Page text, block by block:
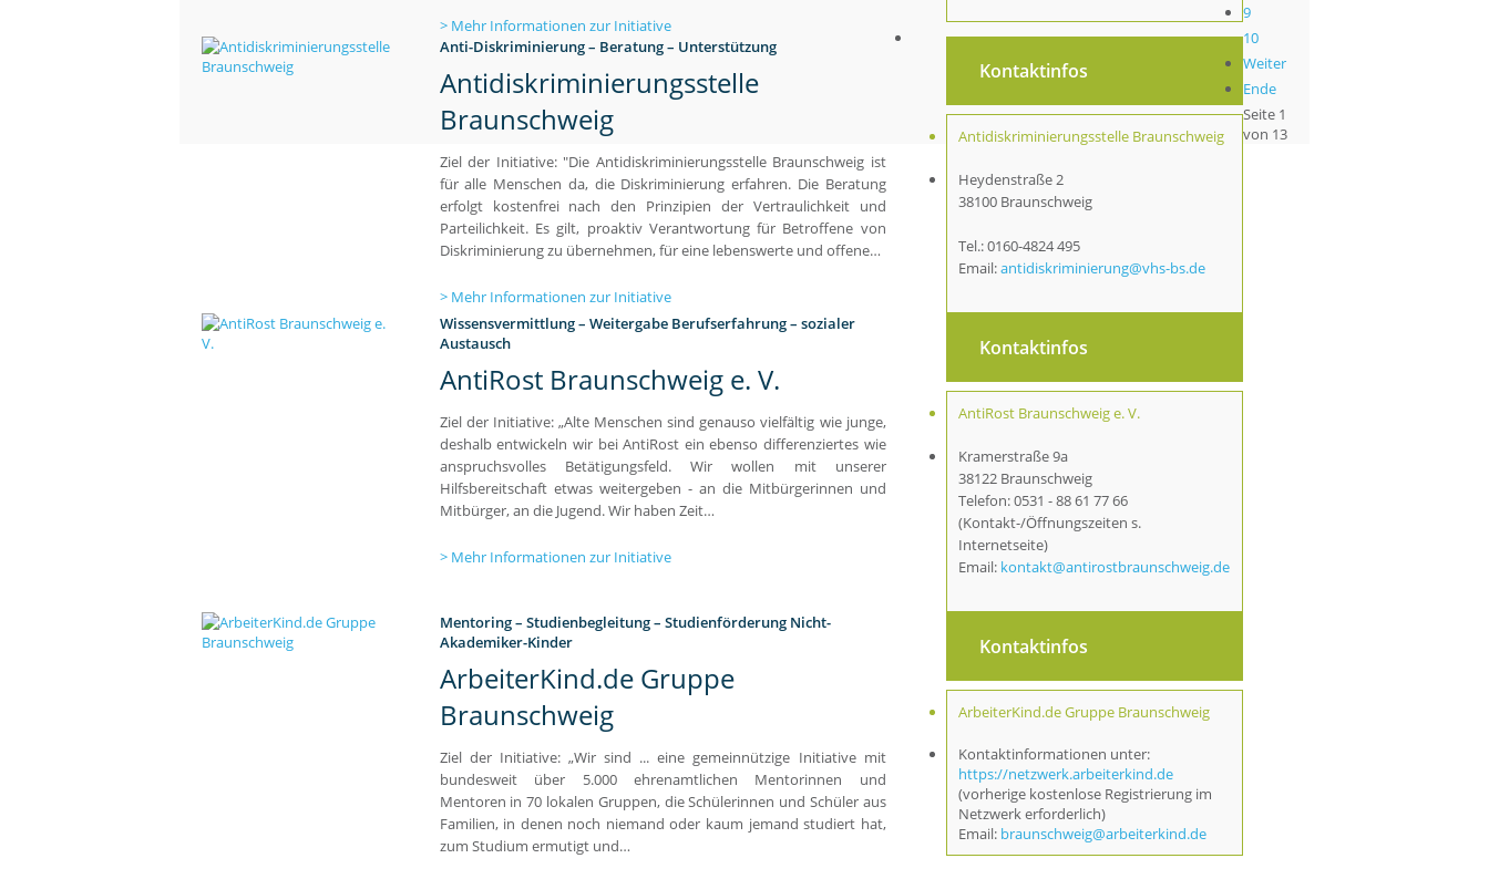
Mehr Informationen zur Initiative
Anti-Diskriminierung – Beratung – Unterstützung
Antidiskriminierungsstelle
Braunschweig
Ziel der Initiative: "Die Antidiskriminierungsstelle Braunschweig ist
für alle Menschen da, die Diskriminierung erfahren. Die Beratung
erfolgt kostenfrei nach den Prinzipien der Vertraulichkeit und
Parteilichkeit. Es gilt, proaktiv Verantwortung für Betroffene von
Diskriminierung zu übernehmen, für eine lebenswerte und offene…
Mehr Informationen zur Initiative
Kontaktinfos
Antidiskriminierungsstelle Braunschweig
Heydenstraße 2
38100 Braunschweig
Tel.: 0160-4824 495
Email:antidiskriminierung@vhs-bs.de
Wissensvermittlung – Weitergabe Berufserfahrung – sozialer
Austausch
AntiRost Braunschweig e. V.
Ziel der Initiative: „Alte Menschen sind genauso vielfältig wie junge,
deshalb entwickeln wir bei AntiRost ein ebenso differenziertes wie
anspruchsvolles Betätigungsfeld. Wir wollen mit unserer
Hilfsbereitschaft etwas weitergeben - an die Mitbürgerinnen und
Mitbürger, an die Jugend. Wir haben Zeit…
Mehr Informationen zur Initiative
Kontaktinfos
AntiRost Braunschweig e. V.
Kramerstraße 9a
38122 Braunschweig
Telefon: 0531 - 88 61 77 66
(Kontakt-/Öffnungszeiten s.
Internetseite)
Email: kontakt@antirostbraunschweig.de
Mentoring – Studienbegleitung – Studienförderung Nicht-
Akademiker-Kinder
ArbeiterKind.de Gruppe
Braunschweig
Ziel der Initiative: „Wir sind ... eine gemeinnützige Initiative mit
bundesweit über 5.000 ehrenamtlichen Mentorinnen und
Mentoren in 70 lokalen Gruppen, die Schülerinnen und Schüler aus
Familien, in denen noch niemand oder kaum jemand studiert hat,
zum Studium ermutigt und…
Kontaktinfos
ArbeiterKind.de Gruppe Braunschweig
Kontaktinformationen unter:
https://netzwerk.arbeiterkind.de
(vorherige kostenlose Registrierung im
Netzwerk erforderlich)
Email: braunschweig@arbeiterkind.de
9
10
Weiter
Ende
Seite 1
von 13